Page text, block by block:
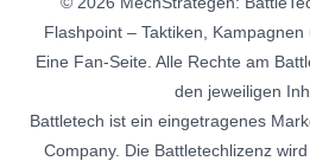
Flashpoint – Taktiken,
Eine Fan-Seite. Alle Rechte am
den jeweiligen
Battletech ist ein eingetragenes
Company. Die Battletechlizenz